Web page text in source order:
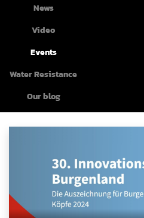
News
Video
Events
Water Resistance
Our blog